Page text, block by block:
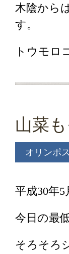
木陰から
す。
トウモロ
山菜
オリンポ
平成30年5
今日の
そろそろ